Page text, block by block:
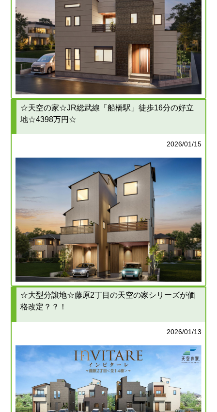
☆天空の家☆JR総武線「船橋駅」徒歩16分の好立
地☆4398万円☆
2026/01/15
☆大型分譲地☆藤原2丁目の天空の家シリーズが価
格改定？？！
2026/01/13